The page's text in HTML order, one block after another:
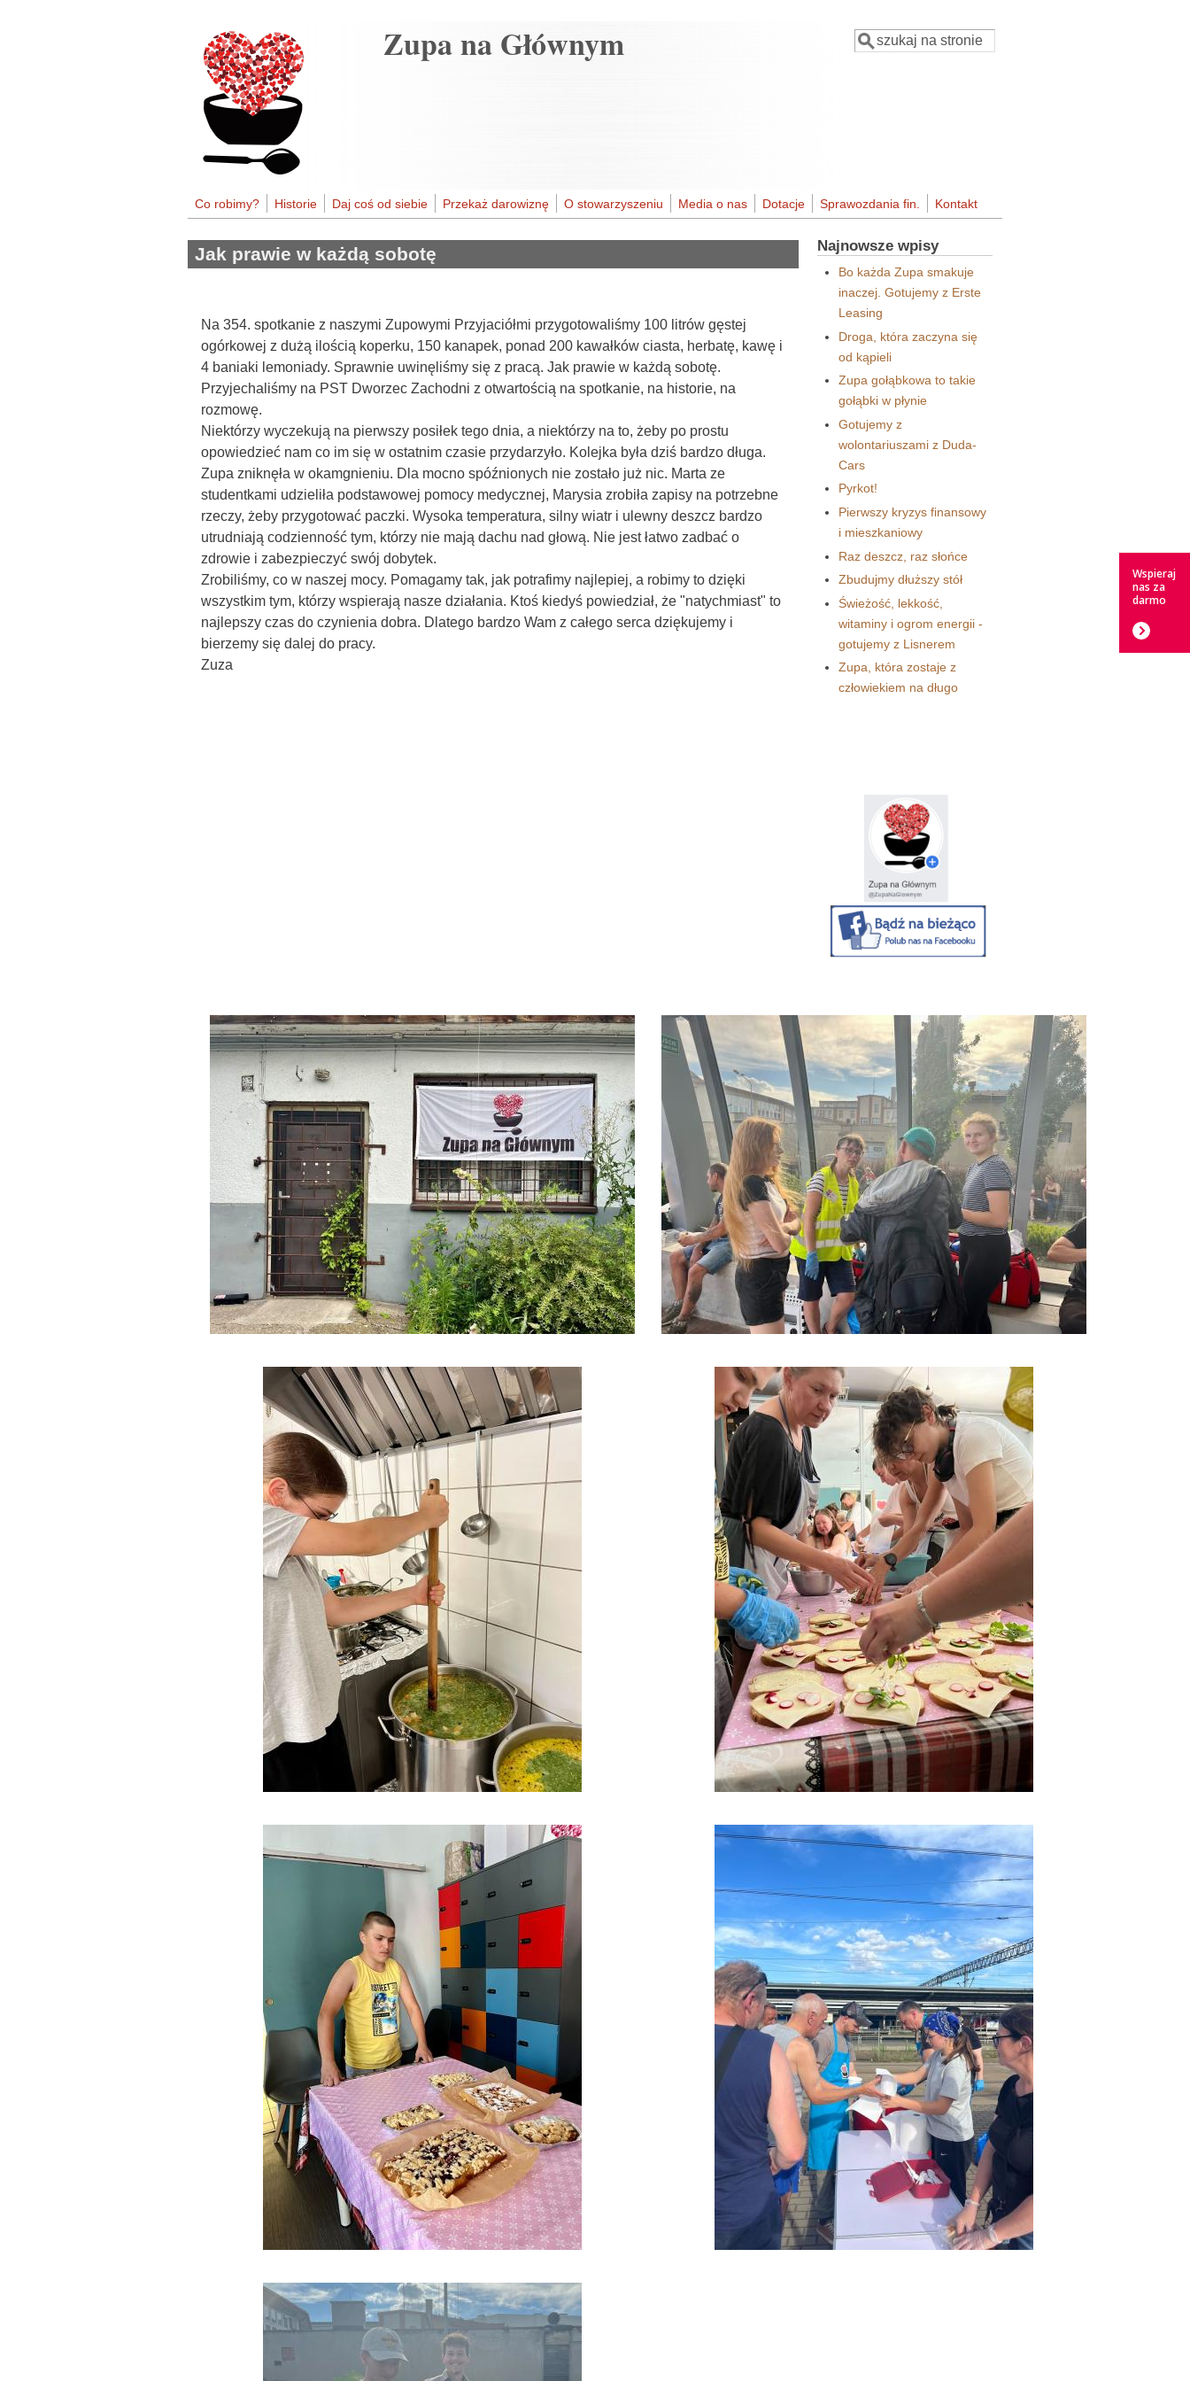
Zupa na Głównym Formularz wyszukiwania
Szukaj
Co robimy? Historie Daj coś od siebie Przekaż darowiznę O stowarzyszeniu Media o nas Dotacje Sprawozdania fin. Kontakt
Jak prawie w każdą sobotę
Na 354. spotkanie z naszymi Zupowymi Przyjaciółmi przygotowaliśmy 100 litrów gęstej
ogórkowej z dużą ilością koperku, 150 kanapek, ponad 200 kawałków ciasta, herbatę, kawę i
4 baniaki lemoniady. Sprawnie uwinęliśmy się z pracą. Jak prawie w każdą sobotę.
Przyjechaliśmy na PST Dworzec Zachodni z otwartością na spotkanie, na historie, na
rozmowę.
Niektórzy wyczekują na pierwszy posiłek tego dnia, a niektórzy na to, żeby po prostu
opowiedzieć nam co im się w ostatnim czasie przydarzyło. Kolejka była dziś bardzo długa.
Zupa zniknęła w okamgnieniu. Dla mocno spóźnionych nie zostało już nic. Marta ze
studentkami udzieliła podstawowej pomocy medycznej, Marysia zrobiła zapisy na potrzebne
rzeczy, żeby przygotować paczki. Wysoka temperatura, silny wiatr i ulewny deszcz bardzo
utrudniają codzienność tym, którzy nie mają dachu nad głową. Nie jest łatwo zadbać o
zdrowie i zabezpieczyć swój dobytek.
Zrobiliśmy, co w naszej mocy. Pomagamy tak, jak potrafimy najlepiej, a robimy to dzięki
wszystkim tym, którzy wspierają nasze działania. Ktoś kiedyś powiedział, że "natychmiast" to
najlepszy czas do czynienia dobra. Dlatego bardzo Wam z całego serca dziękujemy i
bierzemy się dalej do pracy.
Zuza
Najnowsze wpisy
Bo każda Zupa smakuje
inaczej. Gotujemy z Erste
Leasing
Droga, która zaczyna się
od kąpieli
Zupa gołąbkowa to takie
gołąbki w płynie
Gotujemy z
wolontariuszami z Duda-
Cars
Pyrkot!
Pierwszy kryzys finansowy
i mieszkaniowy
Raz deszcz, raz słońce
Zbudujmy dłuższy stół
Świeżość, lekkość,
witaminy i ogrom energii -
gotujemy z Lisnerem
Zupa, która zostaje z
człowiekiem na długo
Wspieraj
nas za
darmo